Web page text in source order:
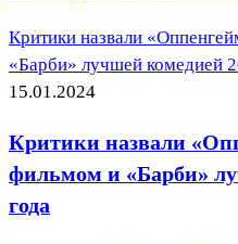
Критики назвали
«Барби» лучшей комедией
15.01.2024
Критики назвали
фильмом и «Барби»
года